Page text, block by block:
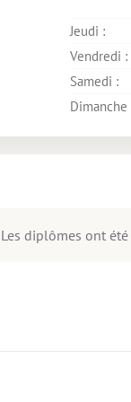
Jeudi :
Vendredi :
Samedi :
Dimanche
diplômes ont